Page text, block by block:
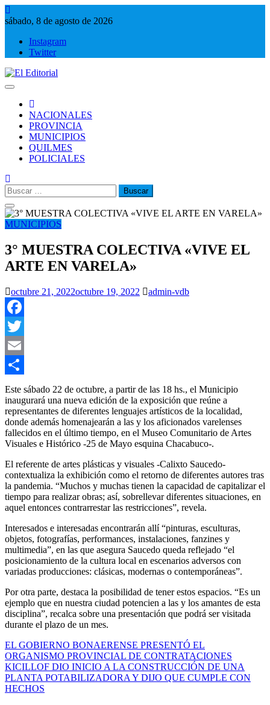
Saltar
al
sábado, 8 de agosto de 2026
Instagram
Twitter
NACIONALES
PROVINCIA
MUNICIPIOS
QUILMES
POLICIALES
Buscar:
MUNICIPIOS
3° MUESTRA COLECTIVA «VIVE EL
ARTE EN VARELA»
octubre 21, 2022octubre 19, 2022 admin-vdb
Facebook
Twitter
Email
Compartir
Este sábado 22 de octubre, a partir de las 18 hs., el Municipio
inaugurará una nueva edición de la exposición que reúne a
representantes de diferentes lenguajes artísticos de la localidad,
donde además homenajearán a las y los aficionados varelenses
fallecidos en el último tiempo, en el Museo Comunitario de Artes
Visuales e Histórico -25 de Mayo esquina Chacabuco-.
El referente de artes plásticas y visuales -Calixto Saucedo-
contextualiza la exhibición como el retorno de diferentes autores tras
la pandemia. “Muchos y muchas tienen la capacidad de capitalizar el
tiempo para realizar obras; así, sobrellevar diferentes situaciones, en
aquel entonces contrarrestar las restricciones”, revela.
Interesados e interesadas encontrarán allí “pinturas, esculturas,
objetos, fotografías, performances, instalaciones, fanzines y
multimedia”, en las que asegura Saucedo queda reflejado “el
posicionamiento de la cultura local en escenarios adversos con
variadas producciones: clásicas, modernas o contemporáneas”.
Por otra parte, destaca la posibilidad de tener estos espacios. “Es un
ejemplo que en nuestra ciudad potencien a las y los amantes de esta
disciplina”, recalca sobre una presentación que podrá ser visitada
durante el plazo de un mes.
Navegación
de
entradas
EL GOBIERNO BONAERENSE PRESENTÓ EL
ORGANISMO PROVINCIAL DE CONTRATACIONES
KICILLOF DIO INICIO A LA CONSTRUCCIÓN DE UNA
PLANTA POTABILIZADORA Y DIJO QUE CUMPLE CON
HECHOS